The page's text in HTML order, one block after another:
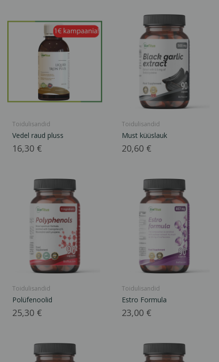
Toidulisandid
Vedel raud pluss
Hind
16,30 €
Toidulisandid
Must küüslauk
Hind
20,60 €
Toidulisandid
Polüfenoolid
Hind
25,30 €
Toidulisandid
Estro Formula
Hind
23,00 €